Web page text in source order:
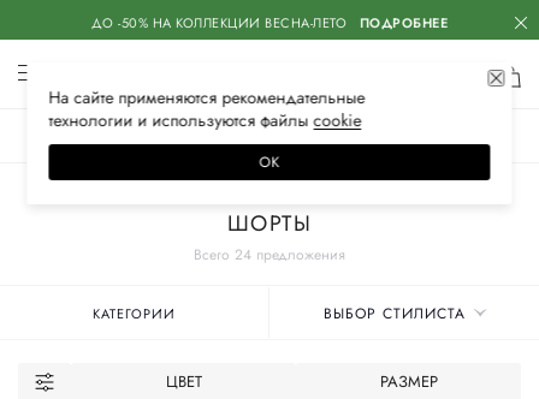
ДО -50% НА КОЛЛЕКЦИИ ВЕСНА-ЛЕТО ПОДРОБНЕЕ
Всего 24 предложения
ШОРТЫ
КАТЕГОРИИ ВЫБОР СТИЛИСТА
ЦВЕТ РАЗМЕР
На сайте применяются рекомендательные
технологии и используются файлысооkiе
ОК